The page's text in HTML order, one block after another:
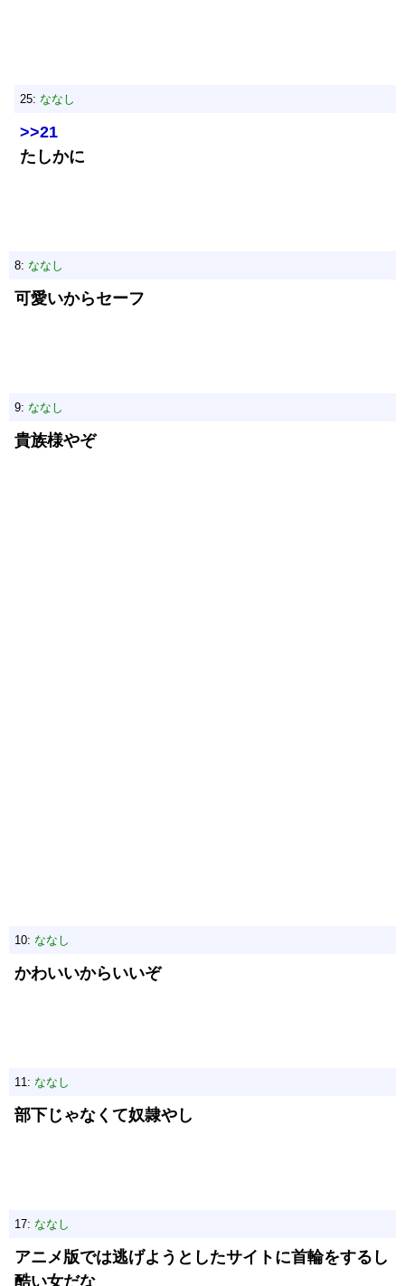
25: ななし
>>21
たしかに
8: ななし
可愛いからセーフ
9: ななし
貴族様やぞ
10: ななし
かわいいからいいぞ
11: ななし
部下じゃなくて奴隷やし
17: ななし
アニメ版では逃げようとしたサイトに首輪をするし
酷い女だな